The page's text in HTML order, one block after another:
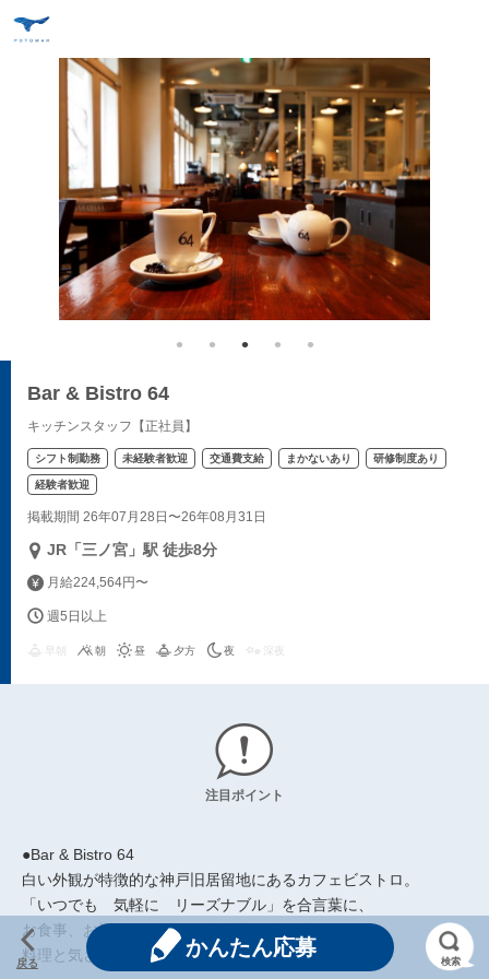
Bar & Bistro 64
キッチンスタッフ【正社員】
シフト制勤務 未経験者歓迎 交通費支給 まかないあり 研修制度あり
経験者歓迎
掲載期間 26年07月28日〜26年08月31日
JR「三ノ宮」駅 徒歩8分
月給224,564円〜
週5日以上
朝 昼 夕方 夜 深夜
注目ポイント
●Bar & Bistro 64
白い外観が特徴的な神戸旧居留地にあるカフェビストロ。
「いつでも 気軽に リーズナブル」を合言葉に、
お食事、お酒、カフェを気分次第で使い分け♪
料理と気さくなサービスでお客様をおもてなし。
戻る
かんたん応募
検索